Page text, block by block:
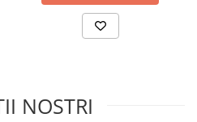
NOSTRI